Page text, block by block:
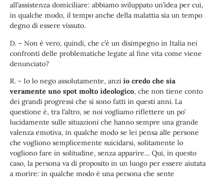
all’assistenza domiciliare: abbiamo sviluppato un’idea per cui,
in qualche modo, il tempo anche della malattia sia un tempo
degno di essere vissuto.
D. – Non è vero, quindi, che c’è un disimpegno in Italia nei
confronti delle problematiche legate al fine vita come viene
denunciato?
R. – Io lo nego assolutamente, anzi io credo che sia
veramente uno spot molto ideologico, che non tiene conto
dei grandi progressi che si sono fatti in questi anni. La
questione è, tra l’altro, se noi vogliamo riflettere un po’
lucidamente sulle situazioni che hanno sempre una grande
valenza emotiva, in qualche modo se lei pensa alle persone
che vogliono semplicemente suicidarsi, solitamente lo
vogliono fare in solitudine, senza apparire… Qui, in questo
caso, la persona va di proposito in un luogo per essere aiutata
a morire: in qualche modo è una persona che sente